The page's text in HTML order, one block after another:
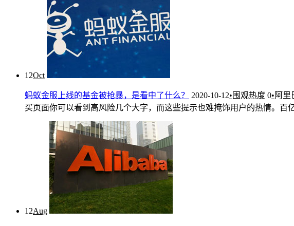
12Oct
蚂蚁金服上线的基金被抢暴，是看中了什么？ 2020-10-12• 围观热度 0• 阿里
买页面你可以看到高风险几个大字，而这些提示也难掩饰用户的热情。百
12Aug